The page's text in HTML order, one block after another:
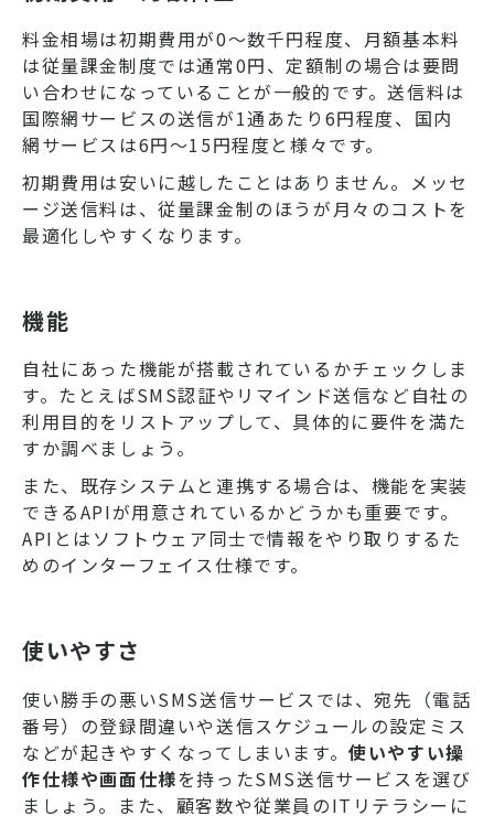
料金相場は初期費用が0～数千円程度、月額基本料
は従量課金制度では通常0円、定額制の場合は要問
い合わせになっていることが一般的です。送信料は
国際網サービスの送信が1通あたり6円程度、国内
網サービスは6円～15円程度と様々です。
初期費用は安いに越したことはありません。メッセ
ージ送信料は、従量課金制のほうが月々のコストを
最適化しやすくなります。
機能
自社にあった機能が搭載されているかチェックしま
す。たとえばSMS認証やリマインド送信など自社の
利用目的をリストアップして、具体的に要件を満た
すか調べましょう。
また、既存システムと連携する場合は、機能を実装
できるAPIが用意されているかどうかも重要です。
APIとはソフトウェア同士で情報をやり取りするた
めのインターフェイス仕様です。
使いやすさ
使い勝手の悪いSMS送信サービスでは、宛先（電話
番号）の登録間違いや送信スケジュールの設定ミス
などが起きやすくなってしまいます。使いやすい操
作仕様や画面仕様を持ったSMS送信サービスを選び
ましょう。また、顧客数や従業員のITリテラシーに